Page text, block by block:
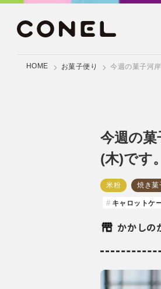
HOME お菓子便り 今週の菓子河
今週の菓
(木)です。
米粉 焼き菓
キャロットケ
かかしの